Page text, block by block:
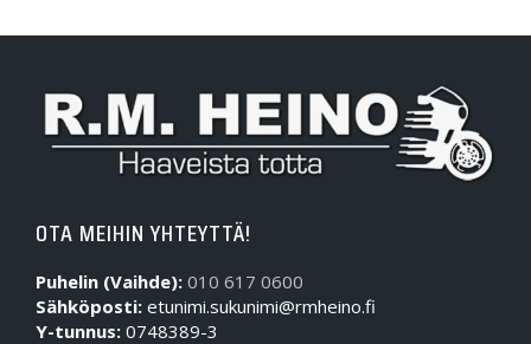
OTA MEIHIN YHTEYTTÄ!
Puhelin (Vaihde): 010 617 0600
Sähköposti: etunimi.sukunimi@rmheino.fi
Y-tunnus: 0748389-3